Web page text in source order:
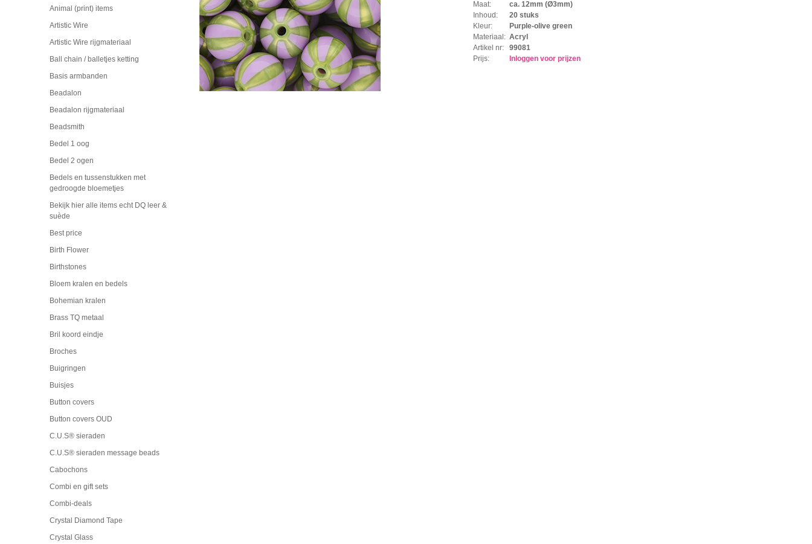
Animal (print) items
Artistic Wire
Artistic Wire rijgmateriaal
Ball chain / balletjes ketting
Basis armbanden
Beadalon
Beadalon rijgmateriaal
Beadsmith
Bedel 1 oog
Bedel 2 ogen
Bedels en tussenstukken met
gedroogde bloemetjes
Bekijk hier alle items echt DQ leer &
suède
Best price
Birth Flower
Birthstones
Bloem kralen en bedels
Bohemian kralen
Brass TQ metaal
Bril koord eindje
Broches
Buigringen
Buisjes
Button covers
Button covers OUD
C.U.S® sieraden
C.U.S® sieraden message beads
Cabochons
Combi en gift sets
Combi-deals
Crystal Diamond Tape
Crystal Glass
Maat:
ca. 12mm (Ø3mm)
Inhoud:
20 stuks
Kleur:
Purple-olive green
Materiaal: Acryl
Artikel nr:
99081
Prijs:
Inloggen voor prijzen